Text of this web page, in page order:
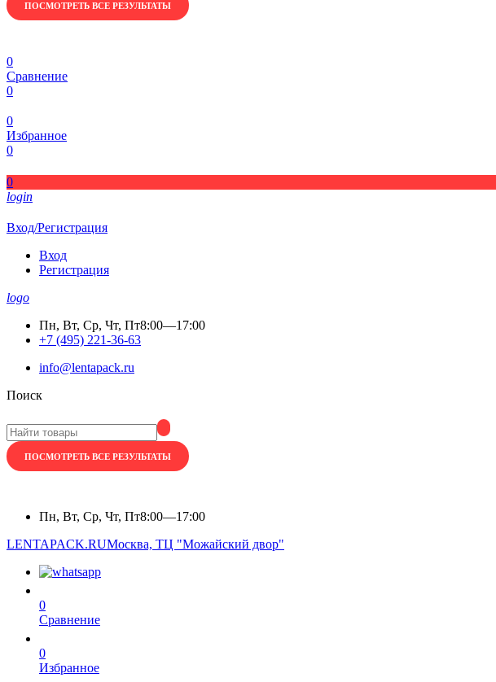
ПОСМОТРЕТЬ ВСЕ РЕЗУЛЬТАТЫ
0
Сравнение
0
0
Избранное
0
0
login
Вход/Регистрация
Вход
Регистрация
logo
Пн, Вт, Ср, Чт, Пт8:00—17:00
+7 (495) 221-36-63
info@lentapack.ru
Поиск
ПОСМОТРЕТЬ ВСЕ РЕЗУЛЬТАТЫ
Пн, Вт, Ср, Чт, Пт8:00—17:00
LENTAPACK.RUМосква, ТЦ "Можайский двор"
0
Сравнение
0
Избранное